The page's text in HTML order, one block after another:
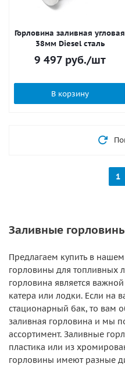
Горловина заливная угловая
38мм Diesel сталь
9 497руб./шт
В корзину
1
Заливные
Предлагаем купить в
горловины для топливных
горловина является
катера или лодки. Если на
стационарный бак, то вам
заливная горловина и мы
ассортимент. Заливные
пластика или из
горловины имеют разные